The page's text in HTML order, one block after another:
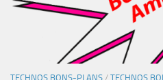
TECHNOS BONS-PLANS / TECHNOS